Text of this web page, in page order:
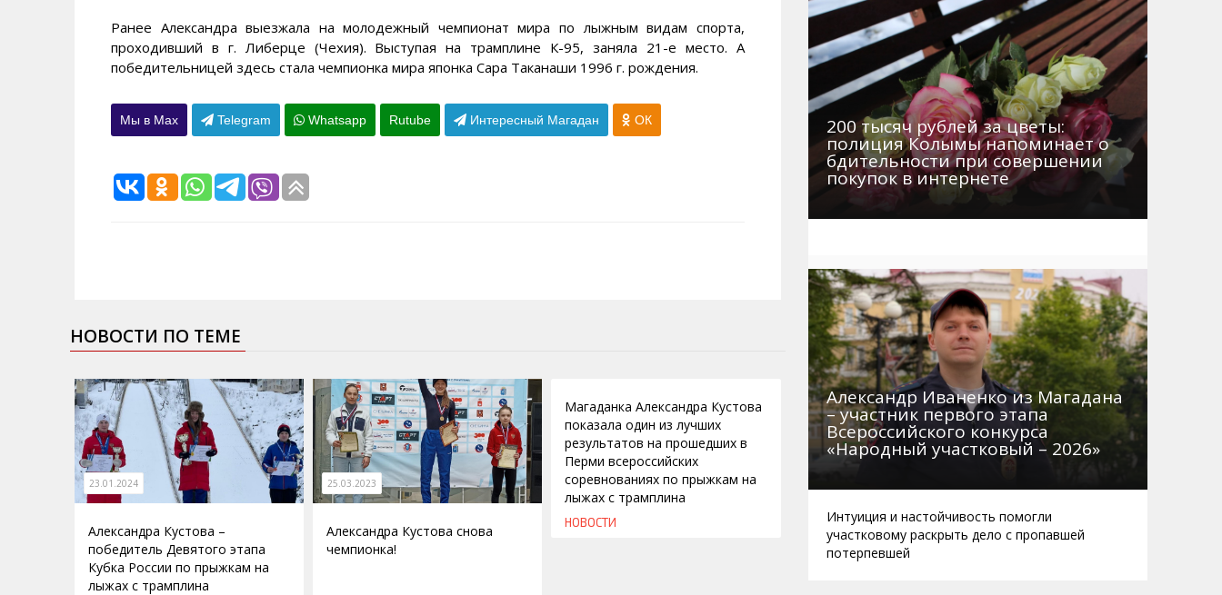
Ранее Александра выезжала на молодежный чемпионат мира по лыжным видам спорта,
проходивший в г. Либерце (Чехия). Выступая на трамплине К-95, заняла 21-е место. А
победительницей здесь стала чемпионка мира японка Сара Таканаши 1996 г. рождения.
Мы в Max Telegram Whatsapp Rutube Интересный Магадан ОК
НОВОСТИ ПО ТЕМЕ
23.01.2024
Александра Кустова –
победитель Девятого этапа
Кубка России по прыжкам на
лыжах с трамплина
25.03.2023
Александра Кустова снова
чемпионка!
Магаданка Александра Кустова
показала один из лучших
результатов на прошедших в
Перми всероссийских
соревнованиях по прыжкам на
лыжах с трамплина
НОВОСТИ
200 тысяч рублей за цветы:
полиция Колымы напоминает о
бдительности при совершении
покупок в интернете
Александр Иваненко из Магадана
– участник первого этапа
Всероссийского конкурса
«Народный участковый – 2026»
Интуиция и настойчивость помогли
участковому раскрыть дело с пропавшей
потерпевшей